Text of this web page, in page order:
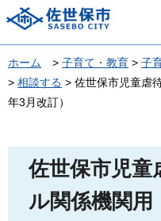
佐世保市
ホーム > 子育て・教育 > 子
> 相談する > 佐世保市児童虐
年3月改訂）
佐世保市児童
ル関係機関用